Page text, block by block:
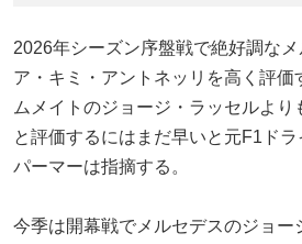
2026年シーズン序盤戦で絶好調な
ア・キミ・アントネッリを高く評価
ムメイトのジョージ・ラッセルよ
と評価するにはまだ早いと元F1ドラ
パーマーは指摘する。
今季は開幕戦でメルセデスのジョー